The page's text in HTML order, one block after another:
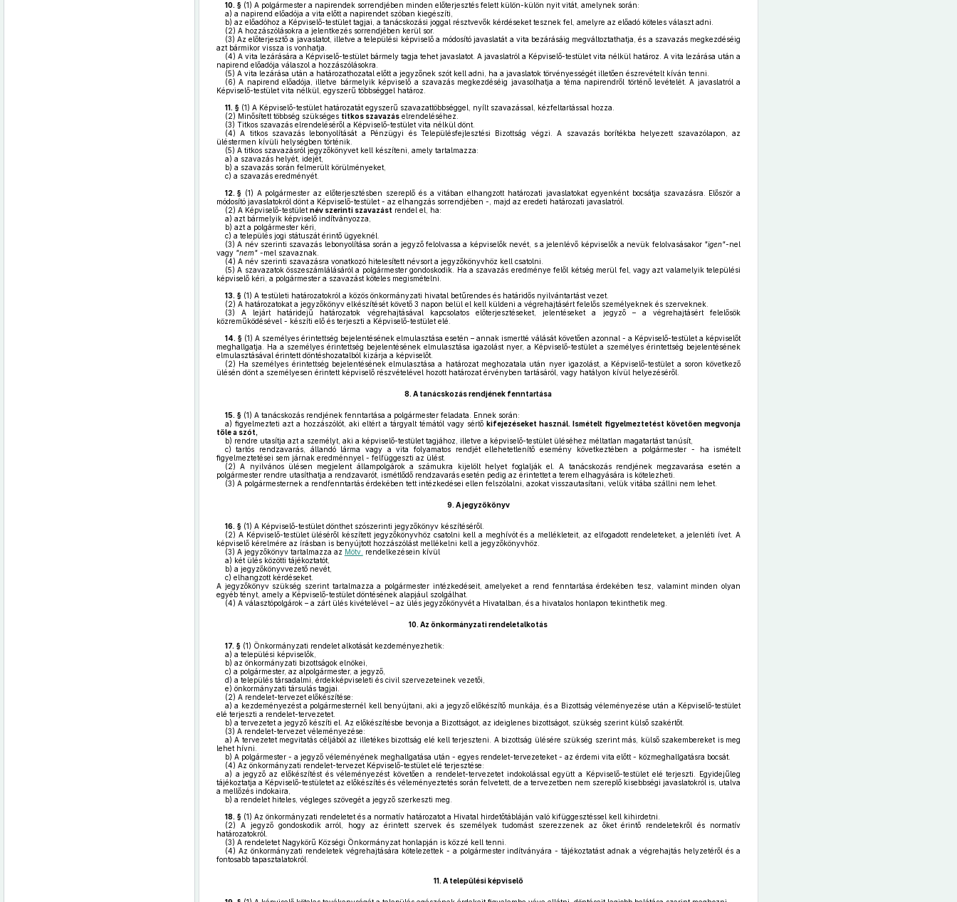
10. §(1) A polgármester a napirendek sorrendjében minden előterjesztés felett külön-külön nyit vitát, amelynek során:
a) a napirend előadója a vita előtt a napirendet szóban kiegészíti,
b) az előadóhoz a Képviselő-testület tagjai, a tanácskozási joggal résztvevők kérdéseket tesznek fel, amelyre az előadó köteles választ adni.
(2) A hozzászólásokra a jelentkezés sorrendjében kerül sor.
(3) Az előterjesztő a javaslatot, illetve a települési képviselő a módosító javaslatát a vita bezárásáig megváltoztathatja, és a szavazás megkezdéséig
azt bármikor vissza is vonhatja.
(4) A vita lezárására a Képviselő-testület bármely tagja tehet javaslatot. A javaslatról a Képviselő-testület vita nélkül határoz. A vita lezárása után a
napirend előadója válaszol a hozzászólásokra.
(5) A vita lezárása után a határozathozatal előtt a jegyzőnek szót kell adni, ha a javaslatok törvényességét illetően észrevételt kíván tenni.
(6) A napirend előadója, illetve bármelyik képviselő a szavazás megkezdéséig javasolhatja a téma napirendről történő levételét. A javaslatról a
Képviselő-testület vita nélkül, egyszerű többséggel határoz.
11. §(1) A Képviselő-testület határozatát egyszerű szavazattöbbséggel, nyílt szavazással, kézfeltartással hozza.
(2) Minősített többség szükséges titkos szavazáselrendeléséhez.
(3) Titkos szavazás elrendeléséről a Képviselő-testület vita nélkül dönt.
(4) A titkos szavazás lebonyolítását a Pénzügyi és Településfejlesztési Bizottság végzi. A szavazás borítékba helyezett szavazólapon, az
üléstermen kívüli helységben történik.
(5) A titkos szavazásról jegyzőkönyvet kell készíteni, amely tartalmazza:
a) a szavazás helyét, idejét,
b) a szavazás során felmerült körülményeket,
c) a szavazás eredményét.
12. §(1) A polgármester az előterjesztésben szereplő és a vitában elhangzott határozati javaslatokat egyenként bocsátja szavazásra. Először a
módosító javaslatokról dönt a Képviselő-testület - az elhangzás sorrendjében -, majd az eredeti határozati javaslatról.
(2) A Képviselő-testület név szerinti szavazást rendel el, ha:
a) azt bármelyik képviselő indítványozza,
b) azt a polgármester kéri,
c) a település jogi státuszát érintő ügyeknél.
(3) A név szerinti szavazás lebonyolítása során a jegyző felolvassa a képviselők nevét, s a jelenlévő képviselők a nevük felolvasásakor "igen"-nel
vagy "nem"-mel szavaznak.
(4) A név szerinti szavazásra vonatkozó hitelesített névsort a jegyzőkönyvhöz kell csatolni.
(5) A szavazatok összeszámlálásáról a polgármester gondoskodik. Ha a szavazás eredménye felől kétség merül fel, vagy azt valamelyik települési
képviselő kéri, a polgármester a szavazást köteles megismételni.
13. §(1) A testületi határozatokról a közös önkormányzati hivatal betűrendes és határidős nyilvántartást vezet.
(2) A határozatokat a jegyzőkönyv elkészítését követő 3 napon belül el kell küldeni a végrehajtásért felelős személyeknek és szerveknek.
(3) A lejárt határidejű határozatok végrehajtásával kapcsolatos előterjesztéseket, jelentéseket a jegyző – a végrehajtásért felelősök
közreműködésével - készíti elő és terjeszti a Képviselő-testület elé.
14. §(1) A személyes érintettség bejelentésének elmulasztása esetén – annak ismertté válását követően azonnal - a Képviselő-testület a képviselőt
meghallgatja. Ha a személyes érintettség bejelentésének elmulasztása igazolást nyer, a Képviselő-testület a személyes érintettség bejelentésének
elmulasztásával érintett döntéshozatalból kizárja a képviselőt.
(2) Ha személyes érintettség bejelentésének elmulasztása a határozat meghozatala után nyer igazolást, a Képviselő-testület a soron következő
ülésén dönt a személyesen érintett képviselő részvételével hozott határozat érvényben tartásáról, vagy hatályon kívül helyezéséről.
8. A tanácskozás rendjének fenntartása
15. §(1) A tanácskozás rendjének fenntartása a polgármester feladata. Ennek során:
a) figyelmezteti azt a hozzászólót, aki eltért a tárgyalt témától vagy sértőkifejezéseket használ. Ismételt figyelmeztetést követően megvonja
tőle a szót,
b) rendre utasítja azt a személyt, aki a képviselő-testület tagjához, illetve a képviselő-testület üléséhez méltatlan magatartást tanúsít,
c) tartós rendzavarás, állandó lárma vagy a vita folyamatos rendjét ellehetetlenítő esemény következtében a polgármester - ha ismételt
figyelmeztetései sem járnak eredménnyel - felfüggeszti az ülést.
(2) A nyilvános ülésen megjelent állampolgárok a számukra kijelölt helyet foglalják el. A tanácskozás rendjének megzavarása esetén a
polgármester rendre utasíthatja a rendzavarót, ismétlődő rendzavarás esetén pedig az érintettet a terem elhagyására is kötelezheti.
(3) A polgármesternek a rendfenntartás érdekében tett intézkedései ellen felszólalni, azokat visszautasítani, velük vitába szállni nem lehet.
9. A jegyzőkönyv
16. §(1) A Képviselő-testület dönthet szószerinti jegyzőkönyv készítéséről.
(2) A Képviselő-testület üléséről készített jegyzőkönyvhöz csatolni kell a meghívót és a mellékleteit, az elfogadott rendeleteket, a jelenléti ívet. A
képviselő kérelmére az írásban is benyújtott hozzászólást mellékelni kell a jegyzőkönyvhöz.
(3) A jegyzőkönyv tartalmazza az Mötv. rendelkezésein kívül
a) két ülés közötti tájékoztatót,
b) a jegyzőkönyvvezető nevét,
c) elhangzott kérdéseket.
A jegyzőkönyv szükség szerint tartalmazza a polgármester intézkedéseit, amelyeket a rend fenntartása érdekében tesz, valamint minden olyan
egyéb tényt, amely a Képviselő-testület döntésének alapjául szolgálhat.
(4) A választópolgárok – a zárt ülés kivételével – az ülés jegyzőkönyvét a Hivatalban, és a hivatalos honlapon tekinthetik meg.
10. Az önkormányzati rendeletalkotás
17. §(1) Önkormányzati rendelet alkotását kezdeményezhetik:
a) a települési képviselők,
b) az önkormányzati bizottságok elnökei,
c) a polgármester, az alpolgármester, a jegyző,
d) a település társadalmi, érdekképviseleti és civil szervezeteinek vezetői,
e) önkormányzati társulás tagjai.
(2) A rendelet-tervezet előkészítése:
a) a kezdeményezést a polgármesternél kell benyújtani, aki a jegyző előkészítő munkája, és a Bizottság véleményezése után a Képviselő-testület
elé terjeszti a rendelet-tervezetet.
b) a tervezetet a jegyző készíti el. Az előkészítésbe bevonja a Bizottságot, az ideiglenes bizottságot, szükség szerint külső szakértőt.
(3) A rendelet-tervezet véleményezése:
a) A tervezetet megvitatás céljából az illetékes bizottság elé kell terjeszteni. A bizottság ülésére szükség szerint más, külső szakembereket is meg
lehet hívni.
b) A polgármester - a jegyző véleményének meghallgatása után - egyes rendelet-tervezeteket - az érdemi vita előtt - közmeghallgatásra bocsát.
(4) Az önkormányzati rendelet-tervezet Képviselő-testület elé terjesztése:
a) a jegyző az előkészítést és véleményezést követően a rendelet-tervezetet indokolással együtt a Képviselő-testület elé terjeszti. Egyidejűleg
tájékoztatja a Képviselő-testületet az előkészítés és véleményeztetés során felvetett, de a tervezetben nem szereplő kisebbségi javaslatokról is, utalva
a mellőzés indokaira,
b) a rendelet hiteles, végleges szövegét a jegyző szerkeszti meg.
18. §(1) Az önkormányzati rendeletet és a normatív határozatot a Hivatal hirdetőtábláján való kifüggesztéssel kell kihirdetni.
(2) A jegyző gondoskodik arról, hogy az érintett szervek és személyek tudomást szerezzenek az őket érintő rendeletekről és normatív
határozatokról.
(3) A rendeletet Nagykörű Községi Önkormányzat honlapján is közzé kell tenni.
(4) Az önkormányzati rendeletek végrehajtására kötelezettek - a polgármester indítványára - tájékoztatást adnak a végrehajtás helyzetéről és a
fontosabb tapasztalatokról.
11. A települési képviselő